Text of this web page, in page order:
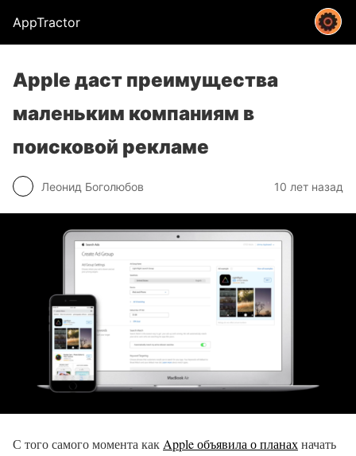
AppTractor
Apple даст преимущества
маленьким компаниям в
поисковой рекламе
Леонид Боголюбов 10 лет назад
С того самого момента как Apple объявила о планахначать